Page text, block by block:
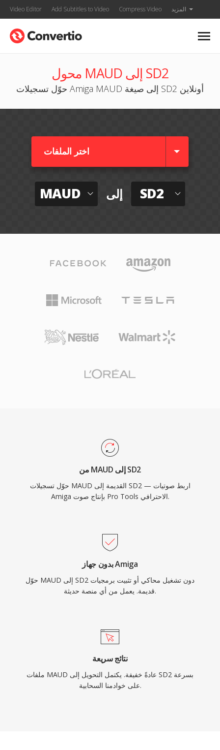
Video Editor Add Subtitles to Video Compress Video المزيد
محول MAUD إلى SD2
حوّل تسجيلات Amiga MAUD إلى صيغة SD2 أونلاين
اختر الملفات
MAUD إلى SD2
من MAUD إلى SD2
حوّل تسجيلات MAUD القديمة إلى SD2 — اربط صوتيات
Amiga بإنتاج صوت Pro Tools الاحترافي.
بدون جهاز Amiga
حوّل MAUD إلى SD2 دون تشغيل محاكي أو تثبيت برمجيات
قديمة. يعمل من أي منصة حديثة.
نتائج سريعة
ملفات MAUD عادةً خفيفة. يكتمل التحويل إلى SD2 بسرعة
على خوادمنا السحابية.